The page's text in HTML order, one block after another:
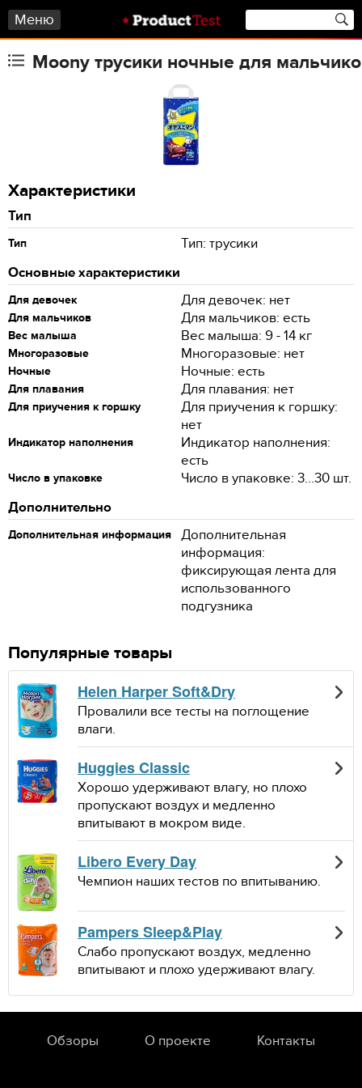
Меню
Moony трусики ночные для
Характеристики
Тип
Тип
Тип: трусики
Основные характеристики
Для девочек Для девочек: нет
Для мальчиков Для мальчиков: есть
Вес малыша Вес малыша: 9 - 14 кг
Многоразовые Многоразовые: нет
Ночные Ночные: есть
Для плавания Для плавания: нет
Для приучения к горшку
Для приучения к горшку:
нет
Индикатор наполнения
Индикатор наполнения:
есть
Число в упаковке
Число в упаковке: 3...30 шт.
Дополнительно
Дополнительная информация
Дополнительная
информация:
фиксирующая лента для
использованного
подгузника
Популярные товары
Helen Harper Soft&Dry
Провалили все тесты на поглощение
влаги.
Huggies Classic
Хорошо удерживают влагу, но плохо
пропускают воздух и медленно
впитывают в мокром виде.
Libero Every Day
Чемпион наших тестов по впитыванию.
Pampers Sleep&Play
Слабо пропускают воздух, медленно
впитывают и плохо удерживают влагу.
Обзоры О проекте Контакты